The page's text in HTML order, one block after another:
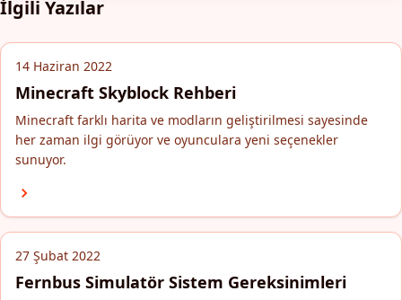
İlgili Yazılar
14 Haziran 2022
Minecraft Skyblock Rehberi
Minecraft farklı harita ve modların geliştirilmesi sayesinde
her zaman ilgi görüyor ve oyunculara yeni seçenekler
sunuyor.
27 Şubat 2022
Fernbus Simulatör Sistem Gereksinimleri